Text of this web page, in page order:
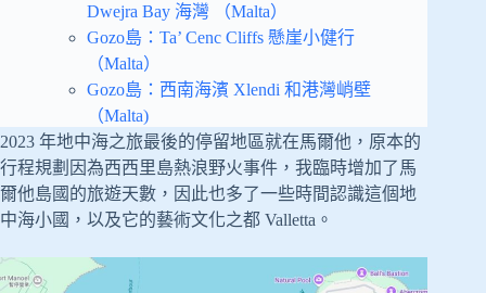
Dwejra Bay 海灣 （Malta）
Gozo島：Ta’ Cenc Cliffs 懸崖小健行
（Malta）
Gozo島：西南海濱 Xlendi 和港灣峭壁
（Malta)
2023 年地中海之旅最後的停留地區就在馬爾他，原本的
行程規劃因為西西里島熱浪野火事件，我臨時增加了馬
爾他島國的旅遊天數，因此也多了一些時間認識這個地
中海小國，以及它的藝術文化之都 Valletta。